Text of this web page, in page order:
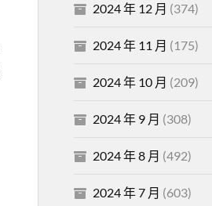
2024 年 12 月 (374)
2024 年 11 月 (175)
2024 年 10 月 (209)
2024 年 9 月 (308)
2024 年 8 月 (492)
2024 年 7 月 (603)